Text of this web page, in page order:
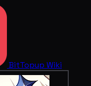
BitTopup Wiki